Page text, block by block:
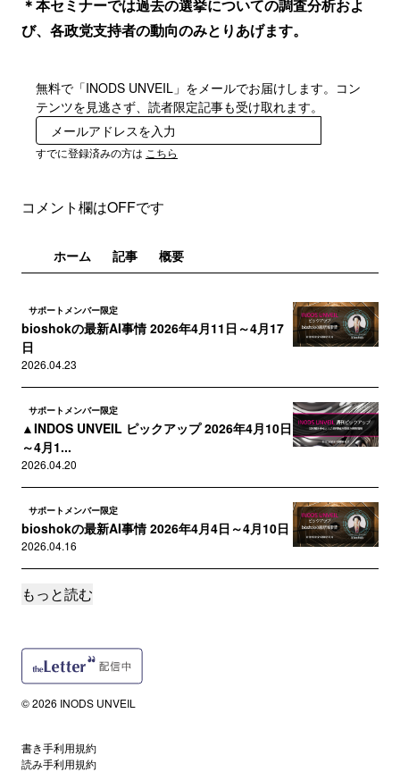
＊本セミナーでは過去の選挙についての調査分析およ
び、各政党支持者の動向のみとりあげます。
無料で「INODS UNVEIL」をメールでお届けします。コン
テンツを見逃さず、読者限定記事も受け取れます。
すでに登録済みの方は こちら
コメント欄はOFFです
ホーム 記事 概要
サポートメンバー限定
bioshokの最新AI事情 2026年4月11日～4月17
日
2026.04.23
サポートメンバー限定
▲INDOS UNVEIL ピックアップ 2026年4月10日
～4月1...
2026.04.20
サポートメンバー限定
bioshokの最新AI事情 2026年4月4日～4月10日
2026.04.16
サポートメンバー限定
2026.04.13
bioshokの最新AI事情 2026年3月28日～4月3日
もっと読む
© 2026 INODS UNVEIL
書き手利用規約
読み手利用規約